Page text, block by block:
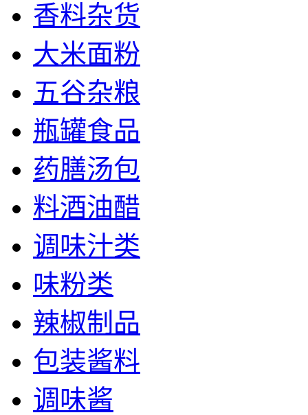
香料杂货
大米面粉
五谷杂粮
瓶罐食品
药膳汤包
料酒油醋
调味汁类
味粉类
辣椒制品
包装酱料
调味酱